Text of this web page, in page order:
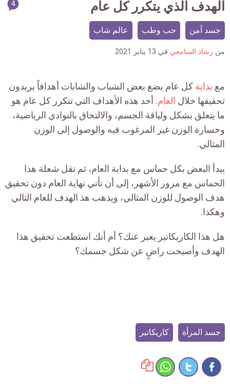
article
4 الهدف الذي يتكرر كل عام
جسد آمن حب وطب عالم شاب
من رشاد السامعي في 13 يناير 2021
مع بداية كل عام يضع بعض الشباب والشابات أهدافاً يريدون
تحقيقها خلال العام. أحد هذه الأهداف التي تتكرر كل عام هو
ما يتعلق بشكل ولياقة الجسم، والالتحاق بالنوادي الرياضية،
وخسارة الوزن غير المرغوب فيه والوصول إلى الوزن
المثالي.
يبدأ البعض بكل حماس مع بداية العام، ثم تقل شعلة هذا
الحماس مع مرور الأشهر، إلى أن تأتي نهاية العام دون تحقيق
هدف الوصول للوزن المثالي، ويذهب هذ الهدف للعام التالي
وهكذا.
هل هذا الكاريكاتير يعبر عنك؟ أم أنك استطعت تحقيق هذا
الهدف وأصبحت راضٍ عن شكل جسمك؟
جسد المرأة كاريكاتير